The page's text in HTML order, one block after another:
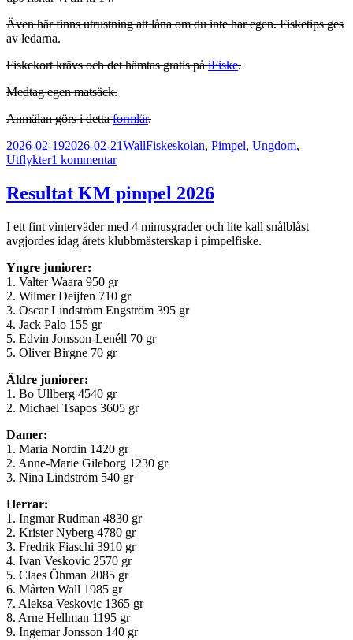
Även här finns utrustning att låna om du inte har egen. Fisketips ges
av ledarna.
Fiskekort krävs och det hämtas gratis påiFiske.
Medtag egen matsäck.
Anmälan görs i dettaformlär.
Postat
2026-02-192026-02-21Författare
WallKategorier
Fiskeskolan, Pimpel, Ungdom,
Utflykter1 kommentartill
Sportlovsfisken
Resultat KM pimpel 2026
I ett fint vinterväder med 4 minusgrader och lite kall snålblåst
avgjordes idag årets klubbmästerskap i pimpelfiske.
Yngre juniorer:
1. Valter Waara 950 gr
2. Wilmer Deijfen 710 gr
3. Oscar Lindström Engström 395 gr
4. Jack Palo 155 gr
5. Edvin Jonsson-Lenéll 70 gr
5. Oliver Birgne 70 gr
Äldre juniorer:
1. Bo Ullberg 4540 gr
2. Michael Tsapos 3605 gr
Damer:
1. Maria Nordin 1420 gr
2. Anne-Marie Gileborg 1230 gr
3. Nina Lindström 540 gr
Herrar:
1. Ingmar Rudman 4830 gr
2. Krister Nyberg 4780 gr
3. Fredrik Fiaschi 3910 gr
4. Ivan Veskovic 2570 gr
5. Claes Öhman 2085 gr
6. Mårten Wall 1985 gr
7. Aleksa Veskovic 1365 gr
8. Arne Hellman 1195 gr
9. Ingemar Jonsson 140 gr